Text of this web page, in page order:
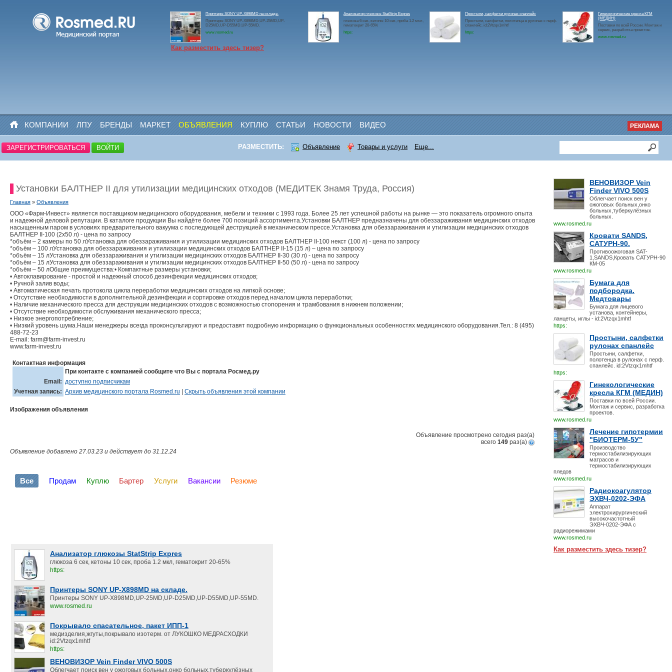
Принтеры SONY UP-X898MD на складе.
Принтеры SONY UP-X898MD,UP-25MD,UP-
D25MD,UP-D55MD,UP-55MD.
www.rosmed.ru
Анализатор глюкозы StatStrip Expres
глюкоза 6 сек, кетоны 10 сек, проба 1.2 мкл,
гематокрит 20-65%
https:
Простыни, салфетки рулонах спанлейс
Простыни, салфетки, полотенца в рулонах с перф.
спанлейс. id:2Vtzqx1mhtf
https:
Гинекологические кресла КГМ
(МЕДИН)
Поставки по всей России. Монтаж и
сервис, разработка проектов.
www.rosmed.ru
Как разместить здесь тизер?
КОМПАНИИ ЛПУ БРЕНДЫ МАРКЕТ ОБЪЯВЛЕНИЯ КУПЛЮ СТАТЬИ НОВОСТИ ВИДЕО РЕКЛАМА
ЗАРЕГИСТРИРОВАТЬСЯ ВОЙТИ РАЗМЕСТИТЬ: Объявление Товары и услуги Еще...
ВЕНОВИЗОР Vein
Finder VIVO 500S
Облегчает поиск вен у
ожоговых больных,онко
больных,туберкулёзных
больных.
www.rosmed.ru
Кровати SANDS,
САТУРН-90.
Противоожоговая SAT-
1,SANDS,Кровать САТУРН-90
КМ-05
www.rosmed.ru
Бумага для
подбородка.
Медтовары
Бумага для лицевого
установа, контейнеры,
ланцеты, иглы - id:2Vtzqx1mhtf
https:
Простыни, салфетки
рулонах спанлейс
Простыни, салфетки,
полотенца в рулонах с перф.
спанлейс. id:2Vtzqx1mhtf
https:
Гинекологические
кресла КГМ (МЕДИН)
Поставки по всей России.
Монтаж и сервис, разработка
проектов.
www.rosmed.ru
Лечение гипотермии
"БИОТЕРМ-5У"
Производство
термостабилизирующих
матрасов и
термостабилизирующих
пледов
www.rosmed.ru
Радиокоагулятор
ЭХВЧ-0202-ЭФА
Аппарат
электрохирургический
высокочастотный
ЭХВЧ-0202-ЭФА с
радиорежимами
www.rosmed.ru
Как разместить здесь тизер?
Установки БАЛТНЕР II для утилизации медицинских отходов (МЕДИТЕК Знамя Труда, Россия)
Главная » Объявления
ООО «Фарм-Инвест» является поставщиком медицинского оборудования, мебели и техники с 1993 года. Более 25 лет успешной работы на рынке — это показатель огромного опыта
и надежной деловой репутации. В каталоге продукции Вы найдёте более 700 позиций ассортимента.Установки БАЛТНЕР предназначены для обеззараживания медицинских отходов
насыщенным паром в условиях предварительного вакуума с последующей деструкцией в механическом прессе.Установка для обеззараживания и утилизации медицинских отходов
БАЛТНЕР II-100 (2х50 л) - цена по запросу
*объём – 2 камеры по 50 лУстановка для обеззараживания и утилизации медицинских отходов БАЛТНЕР II-100 некст (100 л) - цена по запросу
*объём – 100 лУстановка для обеззараживания и утилизации медицинских отходов БАЛТНЕР II-15 (15 л) – цена по запросу
*объём – 15 лУстановка для обеззараживания и утилизации медицинских отходов БАЛТНЕР II-30 (30 л) - цена по запросу
*объём – 15 лУстановка для обеззараживания и утилизации медицинских отходов БАЛТНЕР II-50 (50 л) - цена по запросу
*объём – 50 лОбщие преимущества:• Компактные размеры установки;
• Автоклавирование - простой и надежный способ дезинфекции медицинских отходов;
• Ручной залив воды;
• Автоматическая печать протокола цикла переработки медицинских отходов на липкой основе;
• Отсутствие необходимости в дополнительной дезинфекции и сортировке отходов перед началом цикла переработки;
• Наличие механического пресса для деструкции медицинских отходов с возможностью стопорения и трамбования в нижнем положении;
• Отсутствие необходимости обслуживания механического пресса;
• Низкое энергопотребление;
• Низкий уровень шума.Наши менеджеры всегда проконсультируют и предоставят подробную информацию о функциональных особенностях медицинского оборудования.Тел.: 8 (495)
488-72-23
E-mail: farm@farm-invest.ru
www.farm-invest.ru
Контактная информация
При контакте с компанией сообщите что Вы с портала Росмед.ру
Email: доступно подписчикам
Учетная запись: Архив медицинского портала Rosmed.ru Скрыть объявления этой компании
Изображения объявления
Объявление просмотрено сегодня раз(a)
всего 149 раз(a)
Объявление добавлено 27.03.23 и действует до 31.12.24
Все Продам Куплю Бартер Услуги Вакансии Резюме
Анализатор глюкозы StatStrip Expres
глюкоза 6 сек, кетоны 10 сек, проба 1.2 мкл, гематокрит 20-65%
https:
Принтеры SONY UP-X898MD на складе.
Принтеры SONY UP-X898MD,UP-25MD,UP-D25MD,UP-D55MD,UP-55MD.
www.rosmed.ru
Покрывало спасательное, пакет ИПП-1
медизделия,жгуты,покрывало изотерм. от ЛУКОШКО МЕДРАСХОДКИ
id:2Vtzqx1mhtf
https:
ВЕНОВИЗОР Vein Finder VIVO 500S
Облегчает поиск вен у ожоговых больных,онко больных,туберкулёзных